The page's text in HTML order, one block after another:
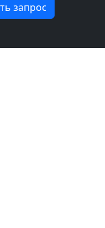
запрос